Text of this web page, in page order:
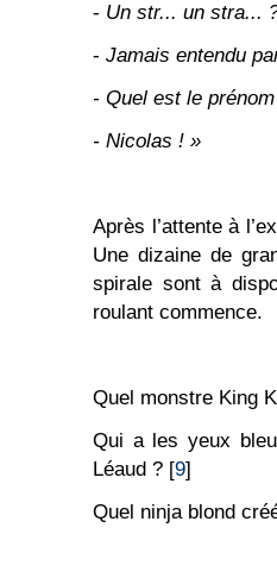
- Un str... un stra...
- Jamais entendu
- Quel est le
- Nicolas ! »
Après l’attente à
Une dizaine de
spirale sont à
roulant commence.
Quel monstre King
Qui a les yeux
Léaud ? [9]
Quel ninja blond